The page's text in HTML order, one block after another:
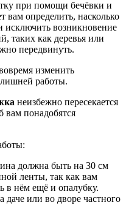
при помощи бечёвки и
определить, насколько
исключить возникновение
таких как деревья или
передвинуть.
изменить
работы.
неизбежно пересекается
вам понадобятся
должна быть на 30 см
ленты, так как вам
в нём ещё и опалубку.
даче или во дворе частного